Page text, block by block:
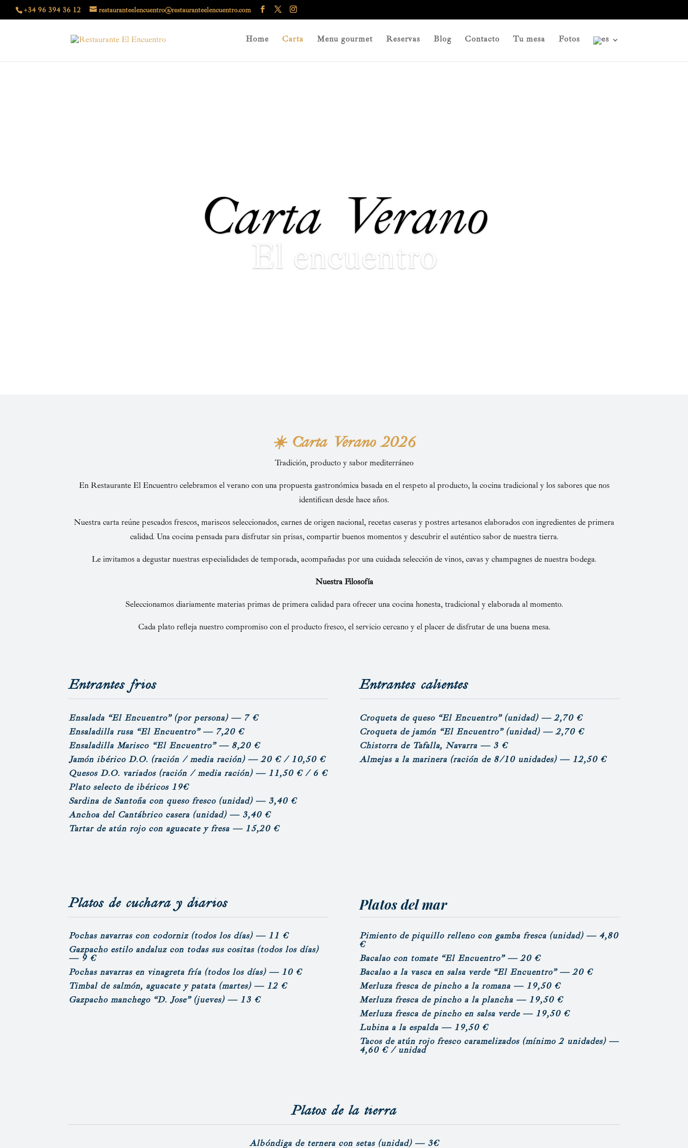
+34 96 394 36 12 restauranteelencuentro@restauranteelencuentro.com
Home Carta Menu gourmet Reservas Blog Contacto Tu mesa Fotos
Carta Verano
El encuentro
☀️ Carta Verano 2026
Tradición, producto y sabor mediterráneo
En Restaurante El Encuentrocelebramos el verano con una propuesta gastronómica basada en el respeto al producto, la cocina tradicional y los sabores que nos
identifican desde hace años.
Nuestra carta reúne pescados frescos, mariscos seleccionados, carnes de origen nacional, recetas caseras y postres artesanos elaborados con ingredientes de primera
calidad. Una cocina pensada para disfrutar sin prisas, compartir buenos momentos y descubrir el auténtico sabor de nuestra tierra.
Le invitamos a degustar nuestras especialidades de temporada, acompañadas por una cuidada selección de vinos, cavas y champagnes de nuestra bodega.
Nuestra Filosofía
Seleccionamos diariamente materias primas de primera calidad para ofrecer una cocina honesta, tradicional y elaborada al momento.
Cada plato refleja nuestro compromiso con el producto fresco, el servicio cercano y el placer de disfrutar de una buena mesa.
Entrantes frios
Ensalada “El Encuentro” (por persona)— 7 €
Ensaladilla rusa “El Encuentro”— 7,20 €
Ensaladilla Marisco “El Encuentro”— 8,20 €
Jamón ibérico D.O. (ración / media ración)— 20 € / 10,50 €
Quesos D.O. variados (ración / media ración)— 11,50 € / 6 €
Plato selecto de ibéricos 19€
Sardina de Santoña con queso fresco (unidad)— 3,40 €
Anchoa del Cantábrico casera (unidad)— 3,40 €
Tartar de atún rojo con aguacate y fresa — 15,20 €
Entrantes calientes
Croqueta de queso “El Encuentro” (unidad)— 2,70 €
Croqueta de jamón “El Encuentro” (unidad)— 2,70 €
Chistorra de Tafalla, Navarra— 3 €
Almejas a la marinera (ración de 8/10 unidades)— 12,50 €
Platos de cuchara y diarios
Pochas navarras con codorniz (todos los días)— 11 €
Gazpacho estilo andaluz con todas sus cositas (todos los días)
— 9 €
Pochas navarras en vinagreta fría (todos los días)— 10 €
Timbal de salmón, aguacate y patata (martes)— 12 €
Gazpacho manchego “D. Jose” (jueves)— 13 €
Platos del mar
Pimiento de piquillo relleno con gamba fresca (unidad)— 4,80
€
Bacalao con tomate “El Encuentro”— 20 €
Bacalao a la vasca en salsa verde “El Encuentro”— 20 €
Merluza fresca de pincho a la romana— 19,50 €
Merluza fresca de pincho a la plancha — 19,50 €
Merluza fresca de pincho en salsa verde— 19,50 €
Lubina a la espalda— 19,50 €
Tacos de atún rojo fresco caramelizados (mínimo 2 unidades)—
4,60 € / unidad
Platos de la tierra
Albóndiga de ternera con setas (unidad)— 3€